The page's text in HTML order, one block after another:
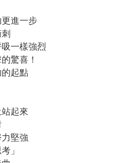
進一步
樣強烈
喜！
起點
起來
堅強
」